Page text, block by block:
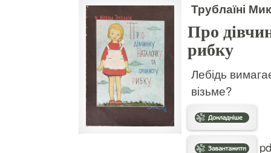
Трублаїні
Про
рибку
Лебідь
візьме?